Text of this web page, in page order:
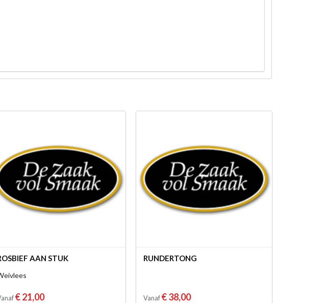
AAN STUK
€ 21,00
RUNDERTONG
Vanaf € 38,00